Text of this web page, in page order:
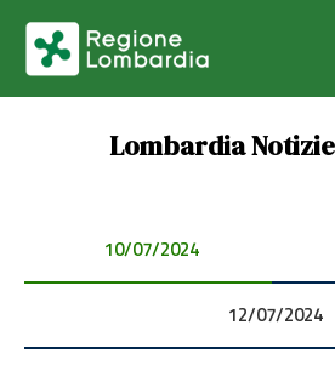
Lombardia Notizie
10/07/2024 00:00:00
12/07/2024